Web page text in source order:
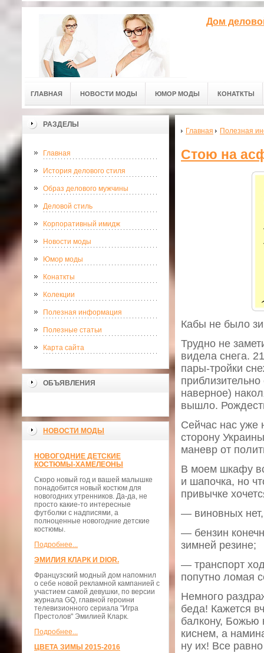
Дом
ГЛАВНАЯ НОВОСТИ МОДЫ ЮМОР МОДЫ КОНАТКТЫ
РАЗДЕЛЫ
Главная
История делового стиля
Образ делового мужчины
Деловой стиль
Корпоративный имидж
Новости моды
Юмор моды
Конаткты
Колекции
Полезная информация
Полезные статьи
Карта сайта
ОБЪЯВЛЕНИЯ
НОВОСТИ МОДЫ
НОВОГОДНИЕ ДЕТСКИЕ
КОСТЮМЫ-ХАМЕЛЕОНЫ
Скоро новый год и вашей малышке
понадобится новый костюм для
новогодних утренников. Да-да, не
просто какие-то интересные
футболки с надписями, а
полноценные новогодние детские
костюмы.
Подробнее...
ЭМИЛИЯ КЛАРК И DIOR.
Французский модный дом напомнил
о себе новой рекламной кампанией с
участием самой девушки, по версии
журнала GQ, главной героини
телевизионного сериала "Игра
Престолов" Эмилией Кларк.
Подробнее...
ЦВЕТА ЗИМЫ 2015-2016
Главная Полезная
Стою на
Кабы не было
Трудно не
видела снега.
пары-тройки
наверное)
вышло.
Сейчас нас уже
сторону
маневр от
В моем шкафу
и шапочка, но
привычке
— виновных нет,
— бензин
зимней резине;
— транспорт
попутно ломая
Немного
беда! Кажется
балкону, Божью
киснем, а
ну их! Все